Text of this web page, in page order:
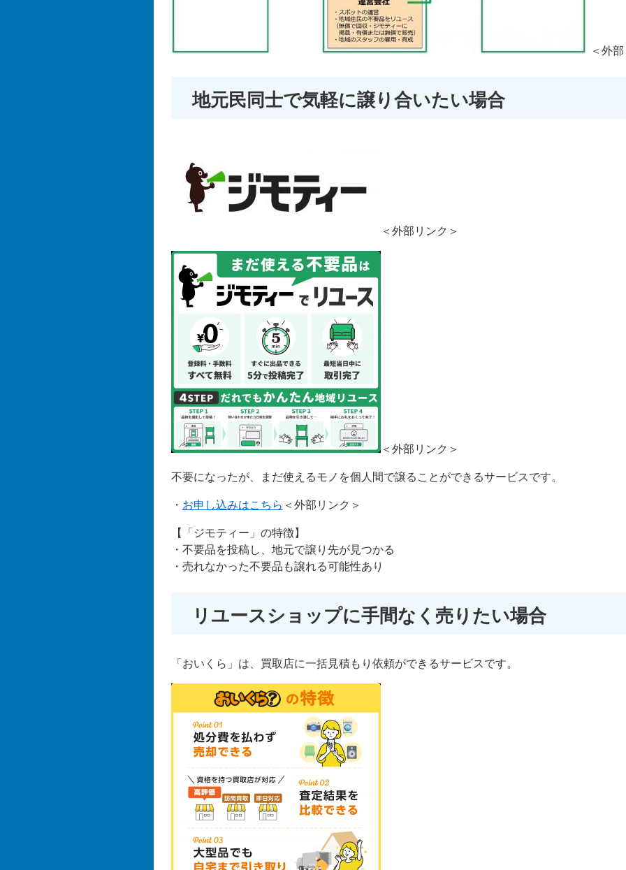
＜外
地元民同士で気軽に譲り合いたい場合
＜外部リンク＞
＜外部リンク＞
不要になったが、まだ使えるモノを個人間で譲ることができるサービスです。
・ お申し込みはこちら ＜外部リンク＞
【「ジモティー」の特徴】
・不要品を投稿し、地元で譲り先が見つかる
・売れなかった不要品も譲れる可能性あり​
リユースショップに手間なく売りたい場合
「おいくら」は、買取店に一括見積もり依頼ができるサービスです。